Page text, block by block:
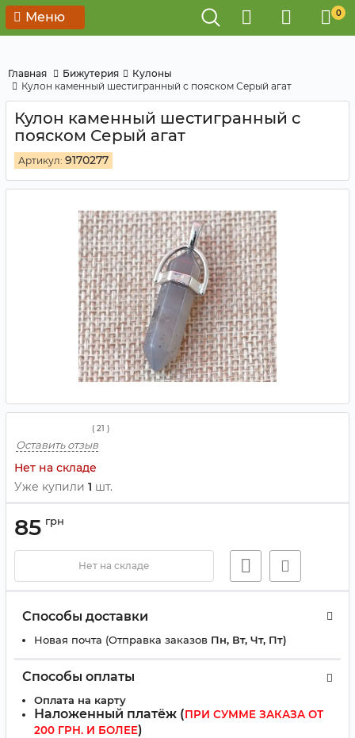
Меню 0
Главная Бижутерия
Кулоны
Кулон каменный шестигранный с пояском Серый агат
Кулон каменный шестигранный с
пояском Серый агат
Артикул: 9170277
( 21 )
Оставить отзыв
Нет на складе
Уже купили 1 шт.
85 грн
Нет на складе
Способы доставки
Новая почта (Отправка заказов Пн, Вт, Чт, Пт)
Способы оплаты
Оплата на карту
Наложенный платёж (ПРИ СУММЕ ЗАКАЗА ОТ
200 ГРН. И БОЛЕЕ)